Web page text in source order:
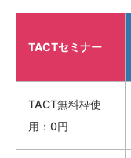
TACTセミナー
TACT無料枠使
用：0円